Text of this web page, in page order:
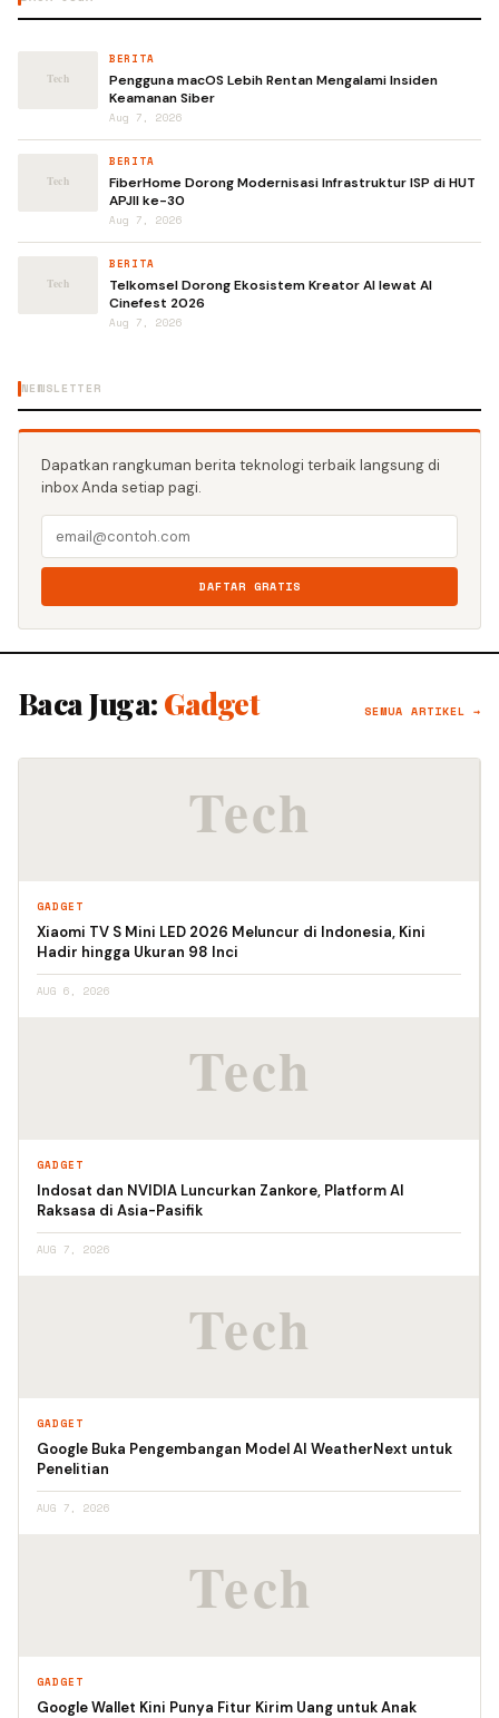
BERITA
Pengguna macOS Lebih Rentan Mengalami Insiden
Keamanan Siber
Aug 7, 2026
BERITA
FiberHome Dorong Modernisasi Infrastruktur ISP di HUT
APJII ke-30
Aug 7, 2026
BERITA
Telkomsel Dorong Ekosistem Kreator AI lewat AI
Cinefest 2026
Aug 7, 2026
NEWSLETTER
Dapatkan rangkuman berita teknologi terbaik langsung di
inbox Anda setiap pagi.
DAFTAR GRATIS
Baca Juga: Gadget SEMUA ARTIKEL →
GADGET
Xiaomi TV S Mini LED 2026 Meluncur di Indonesia, Kini
Hadir hingga Ukuran 98 Inci
AUG 6, 2026
GADGET
Indosat dan NVIDIA Luncurkan Zankore, Platform AI
Raksasa di Asia-Pasifik
AUG 7, 2026
GADGET
Google Buka Pengembangan Model AI WeatherNext untuk
Penelitian
AUG 7, 2026
GADGET
Google Wallet Kini Punya Fitur Kirim Uang untuk Anak